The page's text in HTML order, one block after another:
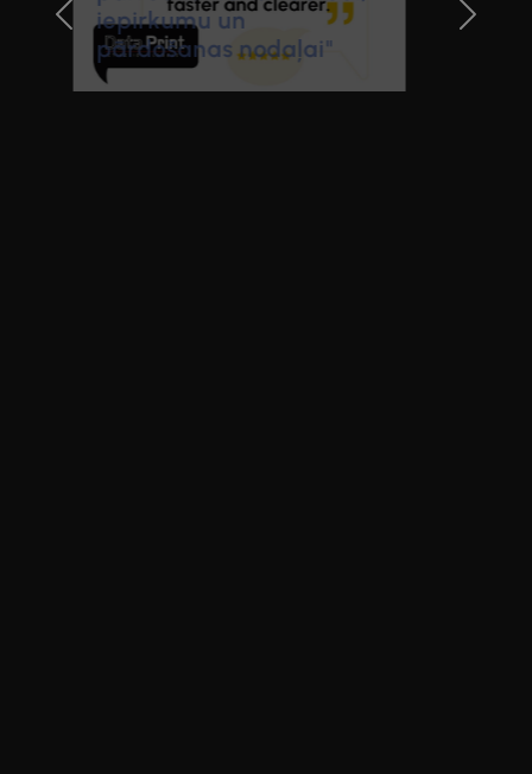
loģistikas rīks, kura
nepieciešamību jūs pat
nenojaušat!"
Previous Slide Next